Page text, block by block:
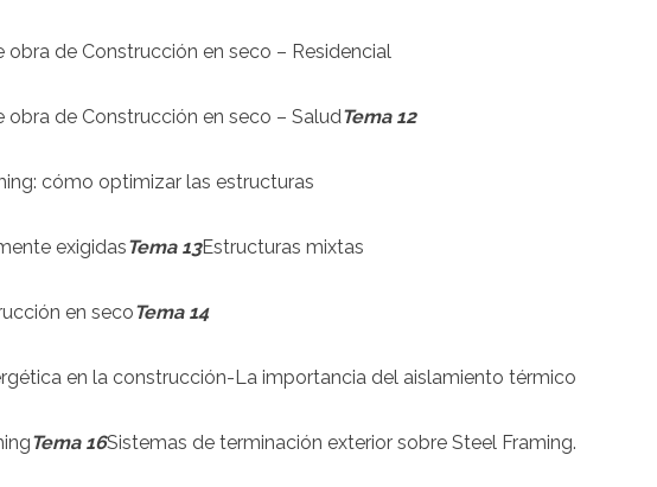
de Construcción en seco – Residencial
de Construcción en seco – SaludTema 12
cómo optimizar las estructuras
exigidasTema 13Estructuras mixtas
en secoTema 14
en la construcción-La importancia del aislamiento térmico
Tema 16Sistemas de terminación exterior sobre Steel Framing.